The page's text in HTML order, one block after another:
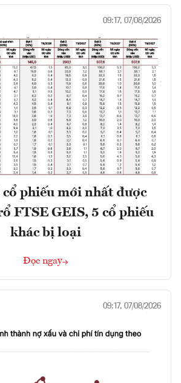
09:17, 07/08/2026
cổ phiếu mới nhất được
FTSE GEIS, 5 cổ phiếu
khác bị loại
Đọc ngay
09:17, 07/08/2026